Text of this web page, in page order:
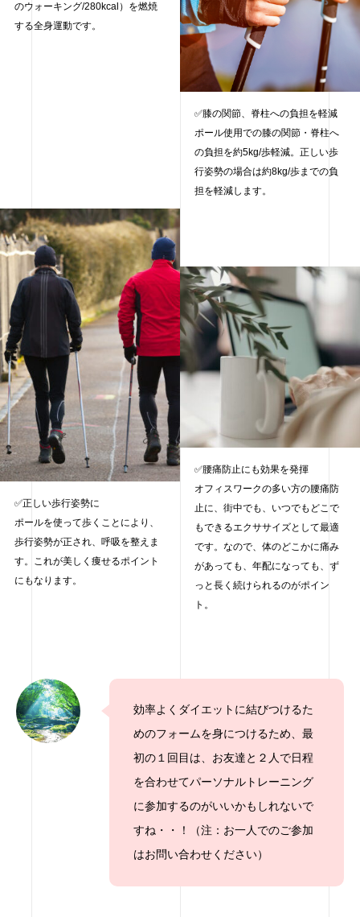
のウォーキング/280kcal）を燃焼
する全身運動です。
✅膝の関節、脊柱への負担を軽減
ポール使用での膝の関節・脊柱へ
の負担を約5kg/歩軽減。正しい歩
行姿勢の場合は約8kg/歩までの負
担を軽減します。
✅正しい歩行姿勢に
ポールを使って歩くことにより、
歩行姿勢が正され、呼吸を整えま
す。これが美しく痩せるポイント
にもなります。
✅腰痛防止にも効果を発揮
オフィスワークの多い方の腰痛防
止に、街中でも、いつでもどこで
もできるエクササイズとして最適
です。なので、体のどこかに痛み
があっても、年配になっても、ず
っと長く続けられるのがポイン
ト。
効率よくダイエットに結びつけるた
めのフォームを身につけるため、最
初の１回目は、お友達と２人で日程
を合わせてパーソナルトレーニング
に参加するのがいいかもしれないで
すね・・！（注：お一人でのご参加
はお問い合わせください）